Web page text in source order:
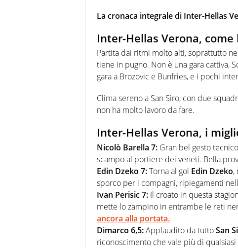
La cronaca integrale di Inter-Hellas
Inter-Hellas Verona,
Partita dai ritmi molto alti, soprattutto
tiene in pugno. Non è una gara cattiva,
gara a Brozovic e Bunfries, e i pochi
Clima sereno a San Siro, con due
non ha molto lavoro da fare.
Inter-Hellas Verona, i
Nicolò Barella 7: Gran bel gesto
scampo al portiere dei veneti. Bella
Edin Dzeko 7:Torna al gol Edin Dzeko,
sporco per i compagni, ripiegamenti
Ivan Perisic 7: Il croato in questa
mette lo zampino in entrambe le reti
ancora alla portata.
Dimarco 6,5:Applaudito da tuttoSan
riconoscimento che vale più di qualsiasi